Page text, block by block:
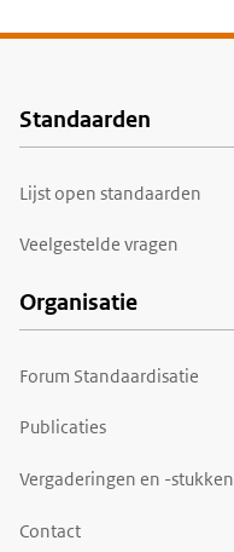
Voet
Standaarden
Lijst open standaarden
Veelgestelde vragen
Organisatie
Forum Standaardisatie
Publicaties
Vergaderingen en -stukken
Contact